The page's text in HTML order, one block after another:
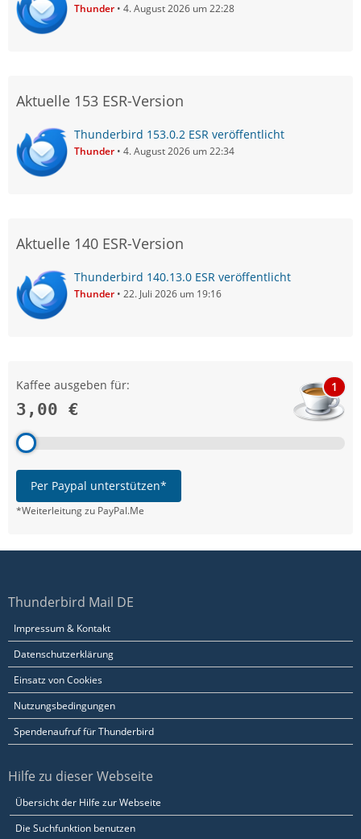
Thunder 4. August 2026 um 22:28
Aktuelle 153 ESR-Version
Thunderbird 153.0.2 ESR veröffentlicht
Thunder 4. August 2026 um 22:34
Aktuelle 140 ESR-Version
Thunderbird 140.13.0 ESR veröffentlicht
Thunder 22. Juli 2026 um 19:16
Kaffee ausgeben für:
3,00 €
1
Per Paypal unterstützen*
*Weiterleitung zu PayPal.Me
Thunderbird Mail DE
Impressum & Kontakt
Datenschutzerklärung
Einsatz von Cookies
Nutzungsbedingungen
Spendenaufruf für Thunderbird
Hilfe zu dieser Webseite
Übersicht der Hilfe zur Webseite
Die Suchfunktion benutzen